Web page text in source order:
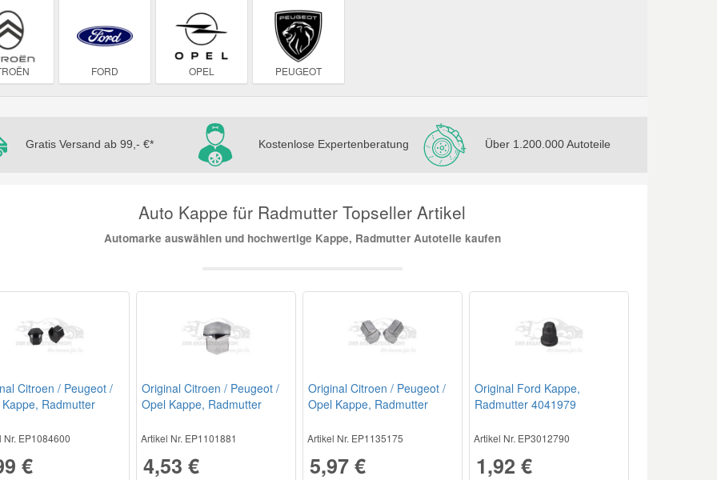
FORD OPEL PEUGEOT
Gratis Versand ab 99,- €* Kostenlose Expertenberatung Über 1.200.000 Autoteile
Auto Kappe für Radmutter Topseller Artikel
Automarke auswählen und hochwertige Kappe, Radmutter Autoteile kaufen
Citroen / Peugeot /
Radmutter
Nr. EP1084600
€
Original Citroen / Peugeot /
Opel Kappe, Radmutter
Artikel Nr. EP1101881
4,53 €
Original Citroen / Peugeot /
Opel Kappe, Radmutter
Artikel Nr. EP1135175
5,97 €
Original Ford Kappe,
Radmutter 4041979
Artikel Nr. EP3012790
1,92 €